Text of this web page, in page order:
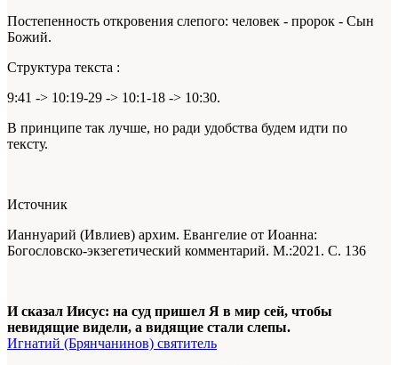
Постепенность откровения слепого: человек - пророк - Сын
Божий.
Структура текста :
9:41 -> 10:19-29 -> 10:1-18 -> 10:30.
В принципе так лучше, но ради удобства будем идти по
тексту.
Источник
Ианнуарий (Ивлиев) архим. Евангелие от Иоанна:
Богословско-экзегетический комментарий. М.:2021. С. 136
И сказал Иисус: на суд пришел Я в мир сей, чтобы
невидящие видели, а видящие стали слепы.
Игнатий (Брянчанинов) святитель